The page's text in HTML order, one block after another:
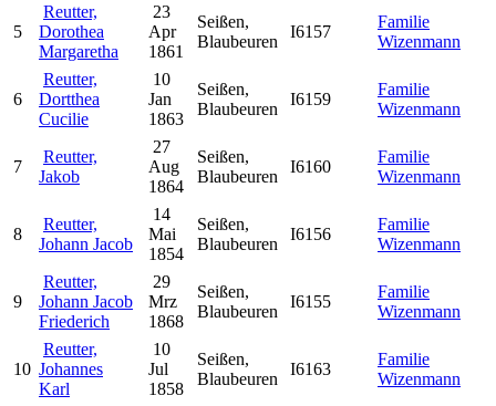
5
Reutter,
Dorothea
Margaretha
23
Apr
1861
Seißen,
Blaubeuren
I6157
Familie
Wizenmann
6
Reutter,
Dortthea
Cucilie
10
Jan
1863
Seißen,
Blaubeuren
I6159
Familie
Wizenmann
7
Reutter,
Jakob
27
Aug
1864
Seißen,
Blaubeuren
I6160
Familie
Wizenmann
8
Reutter,
Johann Jacob
14
Mai
1854
Seißen,
Blaubeuren
I6156
Familie
Wizenmann
9
Reutter,
Johann Jacob
Friederich
29
Mrz
1868
Seißen,
Blaubeuren
I6155
Familie
Wizenmann
10
Reutter,
Johannes
Karl
10
Jul
1858
Seißen,
Blaubeuren
I6163
Familie
Wizenmann